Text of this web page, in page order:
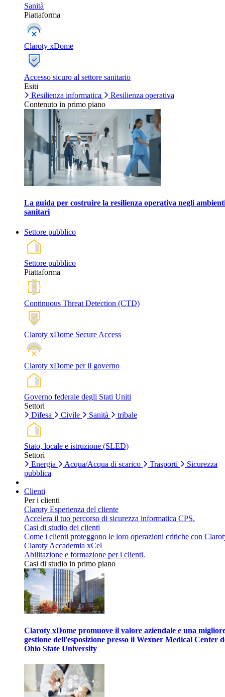
Sanità
Piattaforma
Claroty xDome
Accesso sicuro al settore sanitario
Esiti
Resilienza informatica
Resilienza operativa
Contenuto in primo piano
La guida per costruire la resilienza operativa negli
sanitari
Settore pubblico
Settore pubblico
Piattaforma
Continuous Threat Detection (CTD)
Claroty xDome Secure Access
Claroty xDome per il governo
Governo federale degli Stati Uniti
Settori
Difesa
Civile Sanità tribale
Stato, locale e istruzione (SLED)
Settori
Energia
Acqua/Acqua di scarico Trasporti
Sicurezza
pubblica
Clienti
Per i clienti
Claroty Esperienza del cliente
Accelera il tuo percorso di sicurezza informatica CPS.
Casi di studio dei clienti
Come i clienti proteggono le loro operazioni critiche con
Claroty Accademia xCel
Abilitazione e formazione per i clienti.
Casi di studio in primo piano
Claroty xDome promuove il valore aziendale e una
gestione dell'esposizione presso il Wexner Medical Center
Ohio State University